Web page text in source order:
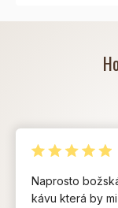
Naprosto
kávu která by